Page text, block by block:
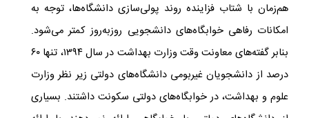
هم‌زمان با شتاب فزاینده روند پولی‌سازی دانشگاه‌ها، توجه به
امکانات رفاهی خوابگاه‌های دانشجویی روزبه‌روز کمتر می‌شود.
بنابر گفته‌های معاونت وقت وزارت بهداشت در سال ۱۳۹۴، تنها ۶۰
درصد از دانشجویان غیربومی دانشگاه‌های دولتی زیر نظر وزارت
علوم و بهداشت، در خوابگاه‌های دولتی سکونت داشتند. بسیاری